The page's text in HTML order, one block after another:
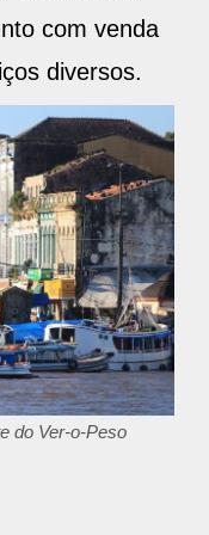
com venda
diversos.
do Ver-o-Peso